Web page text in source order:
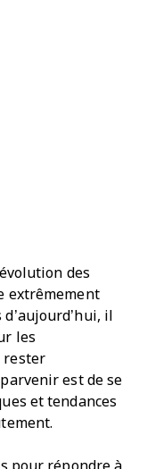
des
extrêmement
il
les
rester
est de se
et tendances
pour répondre à